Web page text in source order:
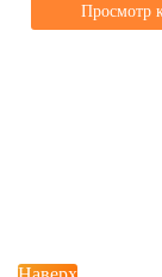
Просмотр